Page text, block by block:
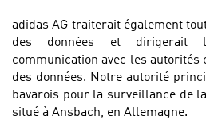
adidas AG traiterait également
des données et dirigerait
communication avec les autorités
des données. Notre autorité
bavarois pour la surveillance de
situé à Ansbach, en Allemagne.